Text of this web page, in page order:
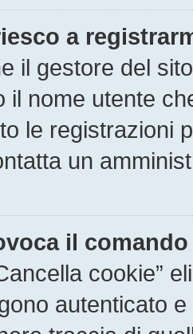
a
il gestore del
il nome utente
le registrazioni
un
il
cookie”
autenticato